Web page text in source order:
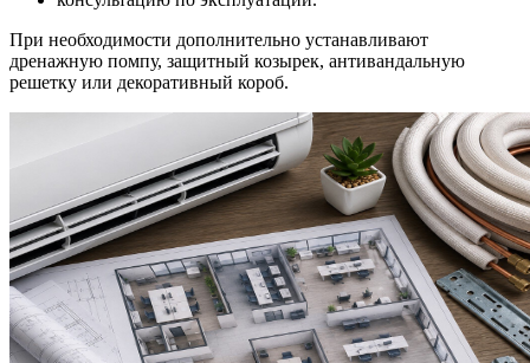
При необходимости дополнительно устанавливают
дренажную помпу, защитный козырек, антивандальную
решетку или декоративный короб.